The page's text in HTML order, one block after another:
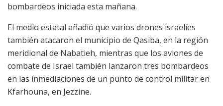
bombardeos iniciada esta mañana.
El medio estatal añadió que varios drones israelíes
también atacaron el municipio de Qasiba, en la región
meridional de Nabatieh, mientras que los aviones de
combate de Israel también lanzaron tres bombardeos
en las inmediaciones de un punto de control militar en
Kfarhouna, en Jezzine.